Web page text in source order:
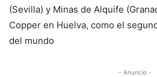
(Sevilla) y Minas de Alquife
Copper en Huelva, como el
del mundo
- Anuncio -